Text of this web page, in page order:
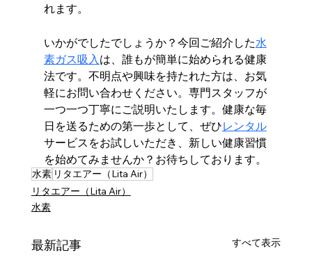
れます。
いかがでしたでしょうか？今回ご紹介した水
素ガス吸入 は、誰もが簡単に始められる健康
法です。不明点や興味を持たれた方は、お気
軽にお問い合わせください。専門スタッフが
一つ一つ丁寧にご説明いたします。健康な毎
日を送るための第一歩として、ぜひレンタル
サービスをお試しいただき、新しい健康習慣
を始めてみませんか？お待ちしております。
水素 リタエアー（Lita Air）
リタエアー（Lita Air）
水素
最新記事 すべて表示